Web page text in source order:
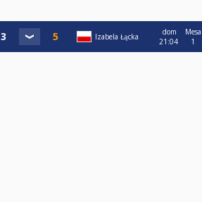
Izabela Łącka
dom
21:04
Mesa
1